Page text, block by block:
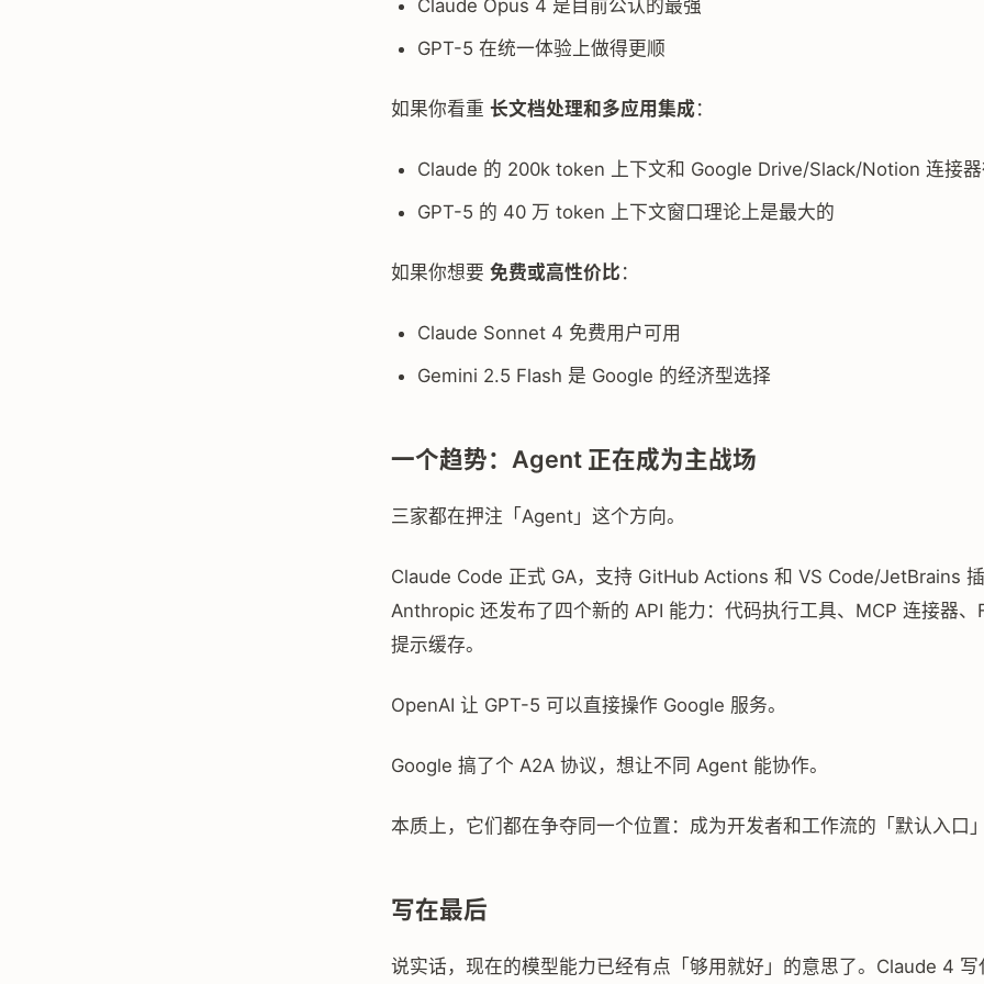
Claude Opus 4 是目前公认的最强
GPT-5 在统一体验上做得更顺
如果你看重 长文档处理和多应用集成：
Claude 的 200k token 上下文和 Google Drive/Slack/Notion 连接
GPT-5 的 40 万 token 上下文窗口理论上是最大的
如果你想要 免费或高性价比 ：
Claude Sonnet 4 免费用户可用
Gemini 2.5 Flash 是 Google 的经济型选择
一个趋势：Agent 正在成为主战场
三家都在押注「Agent」这个方向。
Claude Code 正式 GA，支持 GitHub Actions 和 VS Code/JetBrains
Anthropic 还发布了四个新的 API 能力：代码执行工具、MCP 连接器、
提示缓存。
OpenAI 让 GPT-5 可以直接操作 Google 服务。
Google 搞了个 A2A 协议，想让不同 Agent 能协作。
本质上，它们都在争夺同一个位置：成为开发者和工作流的「默认入口
写在最后
说实话，现在的模型能力已经有点「够用就好」的意思了。Claude 4 写